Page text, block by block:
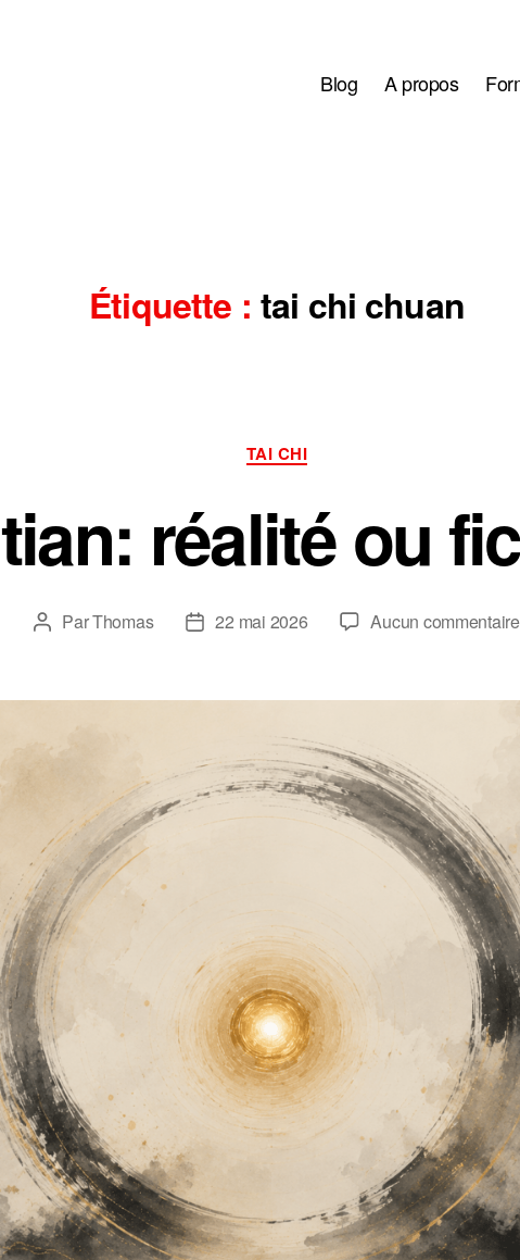
Blog A propos
Étiquette : tai chi chuan
Catégories
TAI CHI
réalité ou
Auteur
ParThomas
Date22 mai 2026 Aucun commentaire